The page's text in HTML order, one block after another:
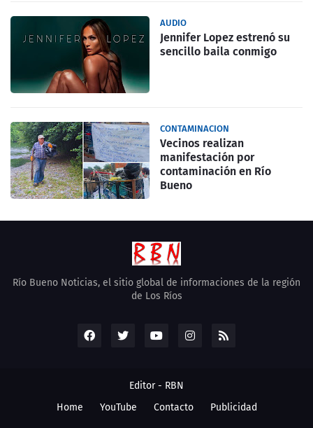
AUDIO
Jennifer Lopez estrenó su
sencillo baila conmigo
CONTAMINACION
Vecinos realizan
manifestación por
contaminación en Río
Bueno
Río Bueno Noticias, el sitio global de informaciones de la región
de Los Ríos
Editor - RBN
Home
YouTube Contacto Publicidad